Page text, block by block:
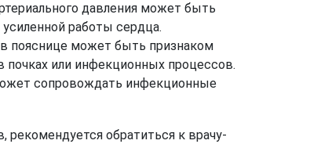
давления может быть
работы сердца.
в пояснице может быть признаком
или инфекционных процессов.
сопровождать инфекционные
рекомендуется обратиться к врачу-